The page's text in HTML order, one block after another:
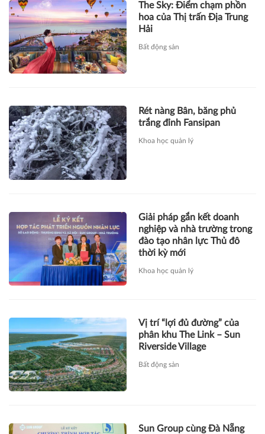
The Sky: Điểm chạm phồn
hoa của Thị trấn Địa Trung
Hải
Bất động sản
Rét nàng Bân, băng phủ
trắng đỉnh Fansipan
Khoa học quản lý
Giải pháp gắn kết doanh
nghiệp và nhà trường trong
đào tạo nhân lực Thủ đô
thời kỳ mới
Khoa học quản lý
Vị trí “lợi đủ đường” của
phân khu The Link – Sun
Riverside Village
Bất động sản
Sun Group cùng Đà Nẵng